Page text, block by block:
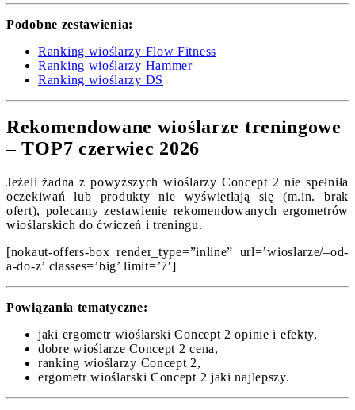
Podobne zestawienia:
Ranking wioślarzy Flow Fitness
Ranking wioślarzy Hammer
Ranking wioślarzy DS
Rekomendowane wioślarze treningowe
– TOP7 czerwiec 2026
Jeżeli żadna z powyższych wioślarzy Concept 2 nie spełniła
oczekiwań lub produkty nie wyświetlają się (m.in. brak
ofert), polecamy zestawienie rekomendowanych ergometrów
wioślarskich do ćwiczeń i treningu.
[nokaut-offers-box render_type=”inline” url=’wioslarze/–od-
a-do-z’ classes=’big’ limit=’7′]
Powiązania tematyczne:
jaki ergometr wioślarski Concept 2 opinie i efekty,
dobre wioślarze Concept 2 cena,
ranking wioślarzy Concept 2,
ergometr wioślarski Concept 2 jaki najlepszy.